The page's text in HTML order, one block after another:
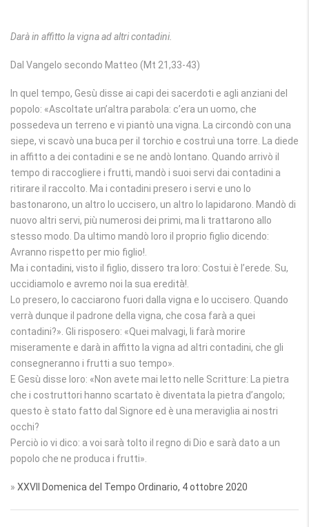
Darà in affitto la vigna ad altri contadini.
Dal Vangelo secondo Matteo (Mt 21,33-43)
In quel tempo, Gesù disse ai capi dei sacerdoti e agli anziani del
popolo: «Ascoltate un’altra parabola: c’era un uomo, che
possedeva un terreno e vi piantò una vigna. La circondò con una
siepe, vi scavò una buca per il torchio e costruì una torre. La diede
in affitto a dei contadini e se ne andò lontano. Quando arrivò il
tempo di raccogliere i frutti, mandò i suoi servi dai contadini a
ritirare il raccolto. Ma i contadini presero i servi e uno lo
bastonarono, un altro lo uccisero, un altro lo lapidarono. Mandò di
nuovo altri servi, più numerosi dei primi, ma li trattarono allo
stesso modo. Da ultimo mandò loro il proprio figlio dicendo:
Avranno rispetto per mio figlio!.
Ma i contadini, visto il figlio, dissero tra loro: Costui è l’erede. Su,
uccidiamolo e avremo noi la sua eredità!.
Lo presero, lo cacciarono fuori dalla vigna e lo uccisero. Quando
verrà dunque il padrone della vigna, che cosa farà a quei
contadini?». Gli risposero: «Quei malvagi, li farà morire
miseramente e darà in affitto la vigna ad altri contadini, che gli
consegneranno i frutti a suo tempo».
E Gesù disse loro: «Non avete mai letto nelle Scritture: La pietra
che i costruttori hanno scartato è diventata la pietra d’angolo;
questo è stato fatto dal Signore ed è una meraviglia ai nostri
occhi?
Perciò io vi dico: a voi sarà tolto il regno di Dio e sarà dato a un
popolo che ne produca i frutti».
» XXVII Domenica del Tempo Ordinario, 4 ottobre 2020